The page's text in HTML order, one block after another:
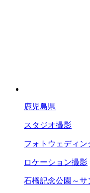
鹿児島県
スタジオ撮影
フォトウェディン
ロケーション撮影
石橋記念公園～